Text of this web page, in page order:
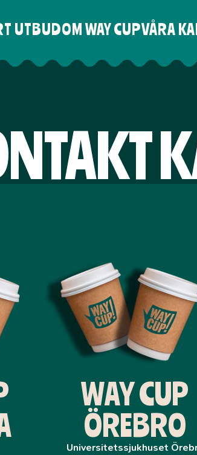
UTBUDOM WAY CUPVÅRA
WAY CUP
ÖREBRO
Universitetssjukhuset